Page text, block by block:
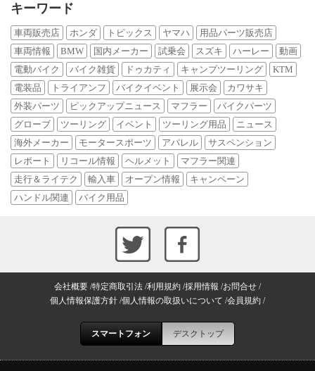
キーワード
車両販売店 ホンダ トピックス ヤマハ
用品パーツ販売店
車両情報
BMW 国内メーカー 試乗会 スズキ ハーレー
動画
電動バイク
バイク雑貨 ドゥカティ キャンプツーリング
KTM
電装品
トライアンフ バイクイベント 展示会
カワサキ
外装パーツ
ピックアップニュース マフラー
バイクパーツ
グローブ
ツーリング イベント ツーリング用品
ニュース
海外メーカー
モータースポーツ アパレル
サスペンション
レポート
リコール情報 ヘルメット
マフラー関連
走行＆ライテク
輸入車 オープン情報
キャンペーン
ハンドル関連
バイク用品
会社概要 特定商取引法 利用規約 採用情報 お問合せ
個人情報保護方針 個人情報の取扱いについて 会員規約
スマートフォン デスクトップ